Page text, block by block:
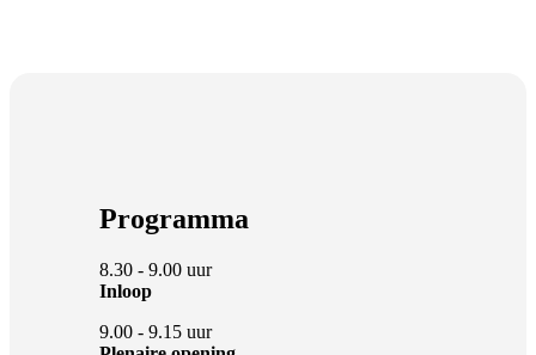
Programma
8.30 - 9.00 uur
Inloop
9.00 - 9.15 uur